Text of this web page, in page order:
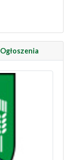
Ogłoszenia